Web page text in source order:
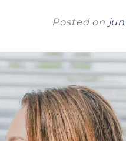
Posted on